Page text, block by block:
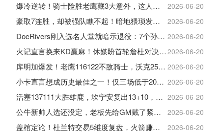
爆冷逆转！骑士险胜老鹰藏3大意外，这人彻底沦为季后赛鸡肋 2026-06-20
豪取7连胜，却被强队瞧不起！暗地猥琐发育，雷霆卫冕的劲敌来了 2026-06-20
DocRivers刚入选名人堂就暗示退役：7个孙辈等不起了 2026-06-20
火记直言换来KD赢麻！休媒盼首轮詹杜对决：湖人内部生嫌隙利火箭2026-06-20
库明加爆发！老鹰116122不敌骑士，沃克25+4+2+2，约翰逊12+11+6 2026-06-20
小卡直言想成历史最佳之一！仅三场低于20+入巅峰保底最佳三阵 2026-06-20
活塞137111大胜雄鹿，坎宁安复出13+10，杜伦21分9板 2026-06-20
公牛新帅人选还没定，老板先给GM戴了紧箍咒 2026-06-20
盖棺定论！杜兰特交易5维度复盘，火箭赚大了，太阳只赢在未来 2026-06-20